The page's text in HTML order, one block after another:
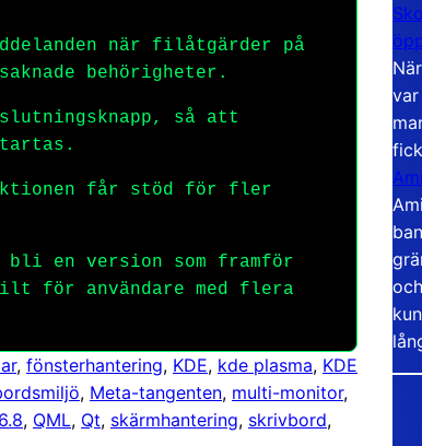
när filåtgärder på
behörigheter.
så att
får stöd för fler
bli en version som framför
för användare med flera
, fönsterhantering, KDE, kde plasma, KDE
, Meta-tangenten, multi-monitor
, QML, Qt, skärmhantering, skrivbord